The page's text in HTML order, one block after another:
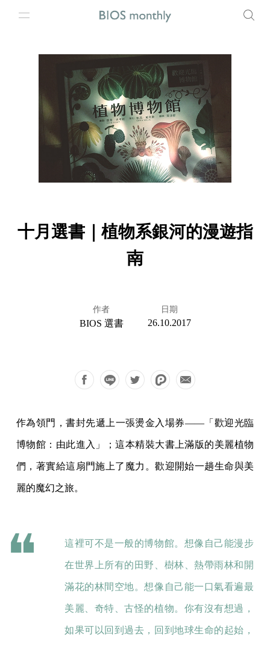
十月選書｜植物系銀河的漫遊指
南
作者
BIOS 選書
日期
26.10.2017
作為領門，書封先遞上一張燙金入場券——「歡迎光臨
博物館：由此進入」；這本精裝大書上滿版的美麗植物
們，著實給這扇門施上了魔力。歡迎開始一趟生命與美
麗的魔幻之旅。
這裡可不是一般的博物館。想像自己能漫步
在世界上所有的田野、樹林、熱帶雨林和開
滿花的林間空地。想像自己能一口氣看遍最
美麗、奇特、古怪的植物。你有沒有想過，
如果可以回到過去，回到地球生命的起始，